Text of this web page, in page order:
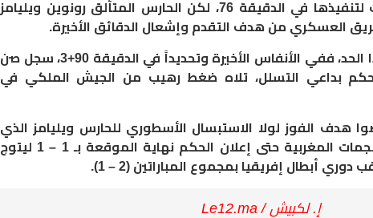
وانبرى القائد ربيع حريمات لتنفيذها في الدقيقة 76، لكن الحارس المتألق رونوين ويليامز
العسكري من هدف التقدم وإشعال الدقائق الأخيرة.
​ولم تتوقف الإثارة عند هذا الحد، ففي الأنفاس الأخيرة وتحديداً في الدقيقة 90+3، سجل صن
الحكم بداعي التسلل، تلاه ضغط رهيب من الجيش الملكي في
هدف الفوز لولا الاستبسال الأسطوري للحارس ويليامز الذي
وقف سداً منيعاً أمام الهجمات المغربية حتى إعلان الحكم نهاية الموقعة بـ 1 – 1 ليتوج
أبطال إفريقيا بمجموع المباراتين (2 – 1).
إ. لكبيش / Le12.ma